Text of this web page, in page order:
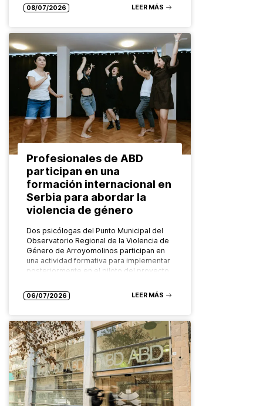
Grupo ABD ha…
08/07/2026 LEER MÁS
Profesionales de ABD
participan en una
formación internacional en
Serbia para abordar la
violencia de género
Dos psicólogas del Punto Municipal del
Observatorio Regional de la Violencia de
Género de Arroyomolinos participan en
una actividad formativa para implementar
posteriormente en el piloto del proyecto
06/07/2026 LEER MÁS